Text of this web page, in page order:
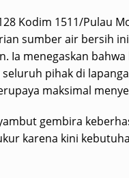
Kodim 1511/Pulau
sumber air bersih
Ia menegaskan
pihak di
maksimal
gembira
karena kini